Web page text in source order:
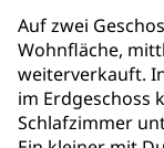
Auf zwei
Wohnfläche,
weiterverkauft.
im Erdgeschoss
Schlafzimmer